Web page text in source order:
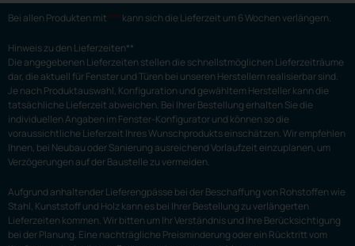
Bei allen Produkten mit *** kann sich die Lieferzeit um 6 Wochen verlängern.
Hinweis zu den Lieferzeiten**
Die angegebenen Lieferzeiten stellen die schnellstmöglichen Lieferzeiträume
dar, die aktuell für Fenster und Türen bei unseren Herstellern realisierbar sind.
Je nach Produktauswahl, Konfiguration und gewähltem Hersteller kann die
tatsächliche Lieferzeit abweichen. Bei Ihrer Bestellung erhalten Sie die
individuellen Angaben im Fenster-Konfigurator und können so die
voraussichtliche Lieferzeit Ihres Wunschprodukts einschätzen. Wir empfehlen
Ihnen, bei Neubau oder Sanierung ausreichend Vorlaufzeit einzuplanen, um
Verzögerungen auf der Baustelle zu vermeiden.
Aufgrund anhaltender Lieferengpässe bei der Beschaffung von Rohstoffen wie
Stahl, Kunststoff und Holz kann es bei Ihrer Bestellung zu verlängerten
Lieferzeiten kommen. Wir bitten um Ihr Verständnis und Ihre Berücksichtigung
bei der Planung. Eine nachträgliche Preisminderung oder ein Rücktritt vom